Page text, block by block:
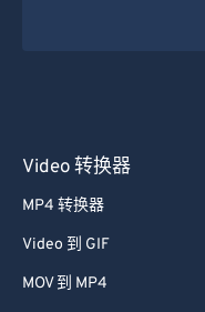
Video 转换器
MP4 转换器
Video 到 GIF
MOV 到 MP4